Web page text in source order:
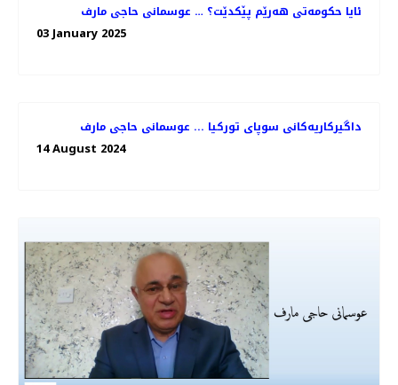
ئایا حکومەتی هەرێم پێکدێت؟ … عوسمانی حاجی مارف
03 January 2025
داگیرکاریەکانی سوپای تورکیا ... عوسمانی حاجی مارف
14 August 2024